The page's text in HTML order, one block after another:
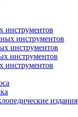
инструментов
инструментов
инструментов
инструментов
инструментов
издания